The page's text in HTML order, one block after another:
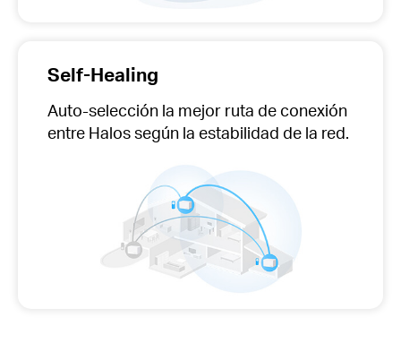
Self-Healing
Auto-selecciónla mejor ruta de conexión
entre Halos según la estabilidad de la red.